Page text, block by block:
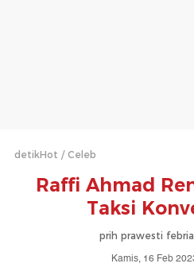
detikHot Celeb
Raffi Ahmad
Taksi
prih prawesti
Kamis, 16 Feb